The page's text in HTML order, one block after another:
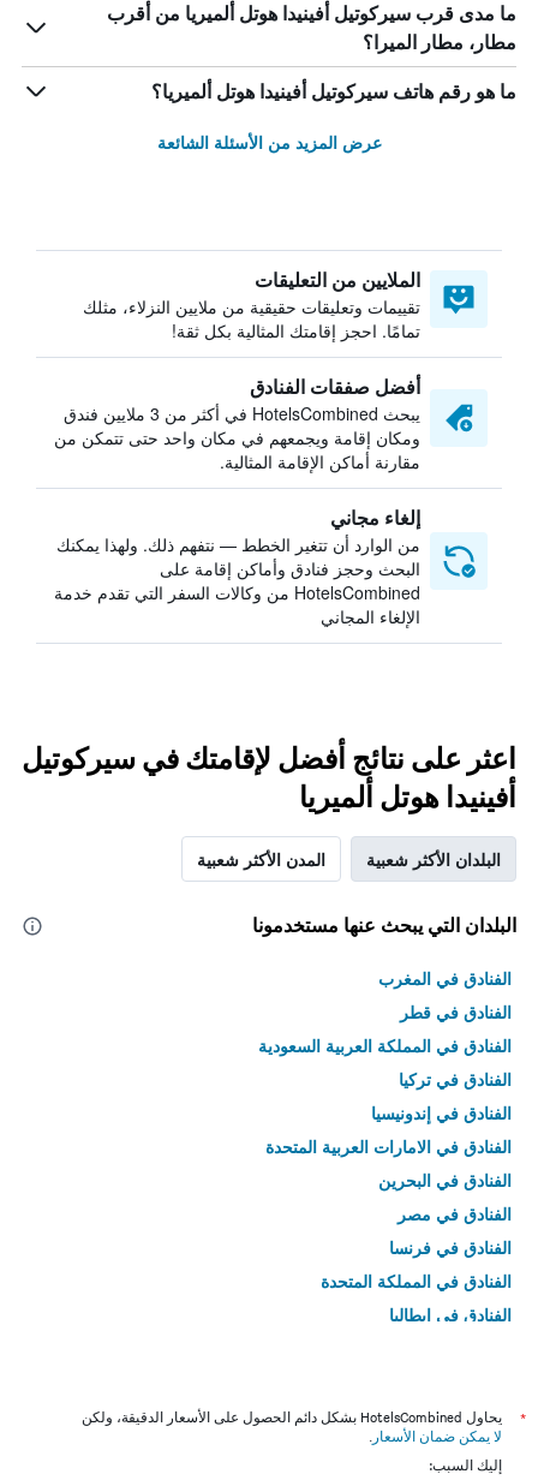
ما مدى قرب سيركوتيل أفينيدا هوتل ألميريا من أقرب
مطار، مطار الميرا؟
ما هو رقم هاتف سيركوتيل أفينيدا هوتل ألميريا؟
عرض المزيد من الأسئلة الشائعة
الملايين من التعليقات
تقييمات وتعليقات حقيقية من ملايين النزلاء، مثلك
تمامًا. احجز إقامتك المثالية بكل ثقة!
أفضل صفقات الفنادق
يبحث HotelsCombined في أكثر من 3 ملايين فندق
ومكان إقامة ويجمعهم في مكان واحد حتى تتمكن من
مقارنة أماكن الإقامة المثالية.
إلغاء مجاني
من الوارد أن تتغير الخطط — نتفهم ذلك. ولهذا يمكنك
البحث وحجز فنادق وأماكن إقامة على
HotelsCombined من وكالات السفر التي تقدم خدمة
الإلغاء المجاني
اعثر على نتائج أفضل لإقامتك في سيركوتيل
أفينيدا هوتل ألميريا
البلدان الأكثر شعبية المدن الأكثر شعبية
البلدان التي يبحث عنها مستخدمونا
الفنادق في المغرب
الفنادق في قطر
الفنادق في المملكة العربية السعودية
الفنادق في تركيا
الفنادق في إندونيسيا
الفنادق في الامارات العربية المتحدة
الفنادق في البحرين
الفنادق في مصر
الفنادق في فرنسا
الفنادق في المملكة المتحدة
الفنادق في إيطاليا
*
يحاول HotelsCombined بشكل دائم الحصول على الأسعار الدقيقة، ولكن
لا يمكن ضمان الأسعار .
إليك السبب: